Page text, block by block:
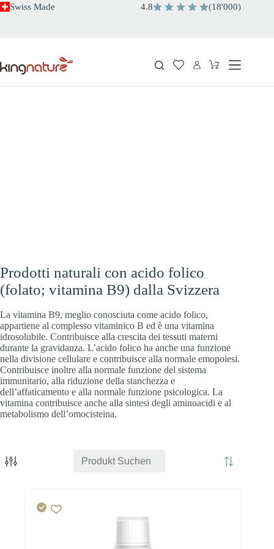
SaltaSwiss Made 4.8 (18'000)
Carrello
Prodotti naturali con acido folico
(folato; vitamina B9) dalla Svizzera
La vitamina B9, meglio conosciuta come acido folico,
appartiene al complesso vitaminico B ed è una vitamina
idrosolubile. Contribuisce alla crescita dei tessuti materni
durante la gravidanza. L’acido folico ha anche una funzione
nella divisione cellulare e contribuisce alla normale emopoiesi.
Contribuisce inoltre alla normale funzione del sistema
immunitario, alla riduzione della stanchezza e
dell’affaticamento e alla normale funzione psicologica. La
vitamina contribuisce anche alla sintesi degli aminoacidi e al
metabolismo dell’omocisteina.